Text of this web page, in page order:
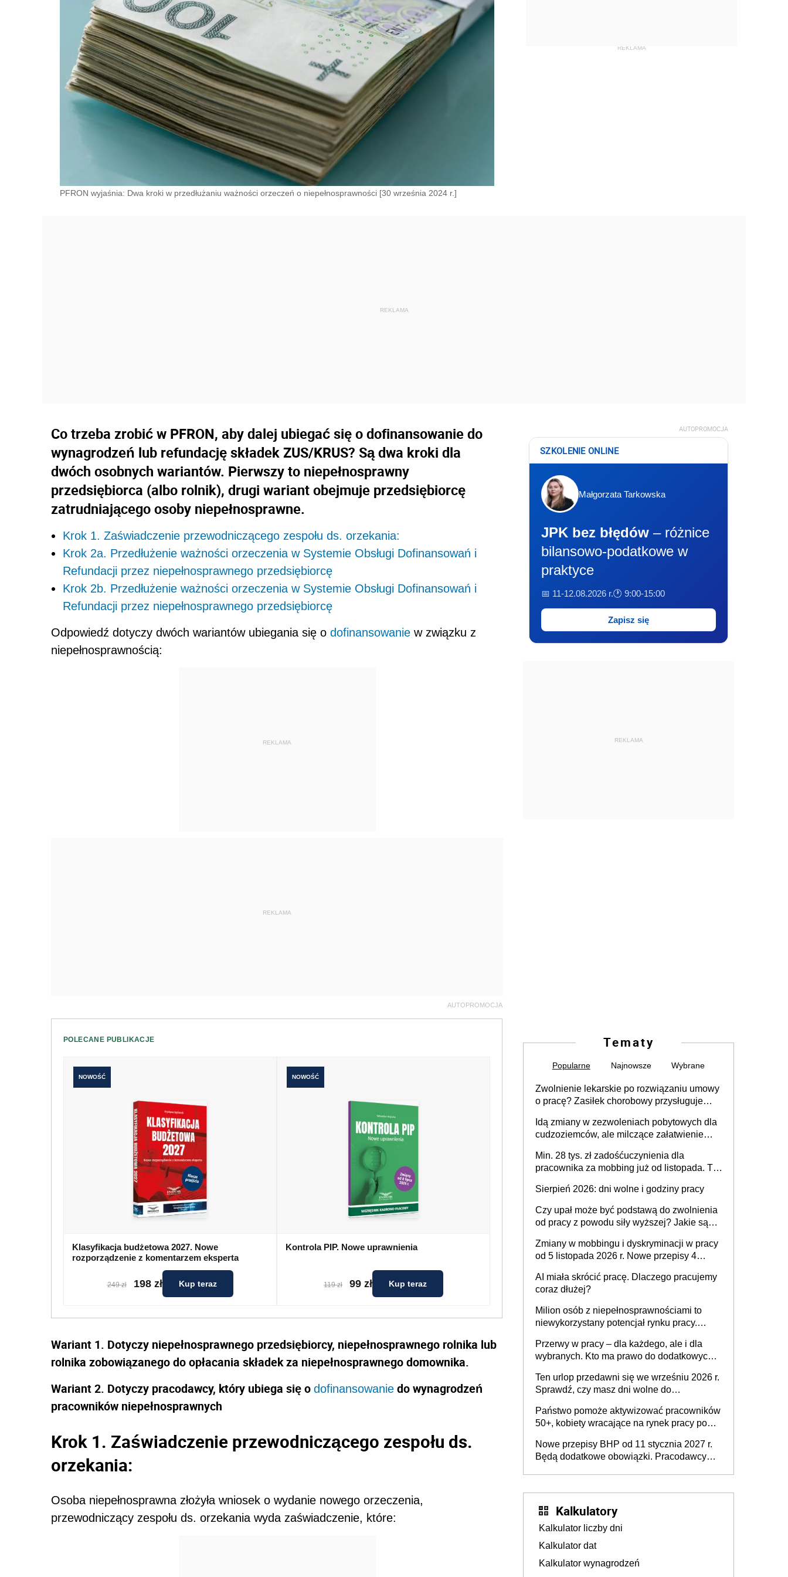
PFRON wyjaśnia: Dwa kroki w przedłużaniu ważności orzeczeń o niepełnosprawności [30 września 2024 r.]
Co trzeba zrobić w PFRON, aby dalej ubiegać się o dofinansowanie do
wynagrodzeń lub refundację składek ZUS/KRUS? Są dwa kroki dla
dwóch osobnych wariantów. Pierwszy to niepełnosprawny
przedsiębiorca (albo rolnik), drugi wariant obejmuje przedsiębiorcę
zatrudniającego osoby niepełnosprawne.
Krok 1. Zaświadczenie przewodniczącego zespołu ds. orzekania:
Krok 2a. Przedłużenie ważności orzeczenia w Systemie Obsługi Dofinansowań i
Refundacji przez niepełnosprawnego przedsiębiorcę
Krok 2b. Przedłużenie ważności orzeczenia w Systemie Obsługi Dofinansowań i
Refundacji przez niepełnosprawnego przedsiębiorcę
Odpowiedź dotyczy dwóch wariantów ubiegania się o dofinansowanie w związku z
niepełnosprawnością:
REKLAMA
REKLAMA
AUTOPROMOCJA
POLECANE PUBLIKACJE
NOWOŚĆ
Klasyfikacja budżetowa 2027. Nowe
rozporządzenie z komentarzem eksperta
249 zł 198 zł Kup teraz
NOWOŚĆ
Kontrola PIP. Nowe uprawnienia
119 zł 99 zł Kup teraz
Wariant 1. Dotyczy niepełnosprawnego przedsiębiorcy, niepełnosprawnego rolnika lub
rolnika zobowiązanego do opłacania składek za niepełnosprawnego domownika.
Wariant 2. Dotyczy pracodawcy, który ubiega się o dofinansowanie do wynagrodzeń
pracowników niepełnosprawnych
Krok 1. Zaświadczenie przewodniczącego zespołu ds.
orzekania:
Osoba niepełnosprawna złożyła wniosek o wydanie nowego orzeczenia,
przewodniczący zespołu ds. orzekania wyda zaświadczenie, które:
AUTOPROMOCJA
SZKOLENIE ONLINE
Małgorzata Tarkowska
JPK bez błędów – różnice
bilansowo-podatkowe w
praktyce
📅 11-12.08.2026 r.🕐 9:00-15:00
Zapisz się
REKLAMA
Tematy
Popularne Najnowsze Wybrane
Zwolnienie lekarskie po rozwiązaniu umowy
o pracę? Zasiłek chorobowy przysługuje
dni od ustania stosunku pracy
Idą zmiany w zezwoleniach pobytowych dla
cudzoziemców, ale milczące załatwienie
Min. 28 tys. zł zadośćuczynienia dla
pracownika za mobbing już od listopada. To
zespołu
Sierpień 2026: dni wolne i godziny pracy
Czy upał może być podstawą do zwolnienia
od pracy z powodu siły wyższej? Jakie są
Zmiany w mobbingu i dyskryminacji w pracy
od 5 listopada 2026 r. Nowe przepisy 4
Ustaw
AI miała skrócić pracę. Dlaczego pracujemy
coraz dłużej?
Milion osób z niepełnosprawnościami to
niewykorzystany potencjał rynku pracy.
dofinansowań czy refundacji, ale bariery po
stronie systemu i świadomości
pracodawców [WYWIAD]
Przerwy w pracy – dla każdego, ale i dla
wybranych. Kto ma prawo do dodatkowych
Ten urlop przedawni się we wrześniu 2026 r.
Sprawdź, czy masz dni wolne do
Państwo pomoże aktywizować pracowników
50+, kobiety wracające na rynek pracy po
osoby neuroatypowe. Powstanie Fundusz
na rzecz Inkluzywności w Zatrudnianiu?
Nowe przepisy BHP od 11 stycznia 2027 r.
Będą dodatkowe obowiązki. Pracodawcy
Kalkulatory
Kalkulator liczby dni
Kalkulator dat
Kalkulator wynagrodzeń